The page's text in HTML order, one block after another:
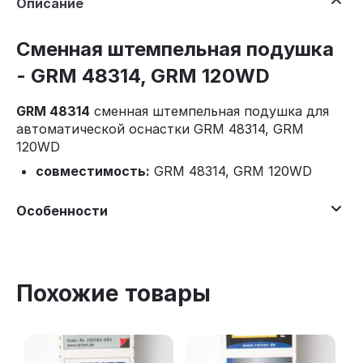
Описание
Сменная штемпельная подушка
- GRM 48314, GRM 120WD
GRM 48314 сменная штемпельная подушка для
автоматической оснастки GRM 48314, GRM
120WD
совместимость: GRM 48314, GRM 120WD
Особенности
Похожие товары